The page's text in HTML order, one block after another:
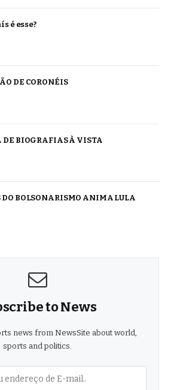
é esse?
DE CORONÉIS
DE BIOGRAFIAS À VISTA
DO BOLSONARISMO ANIMA LULA
to News
news from NewsSite about world,
sports and politics.